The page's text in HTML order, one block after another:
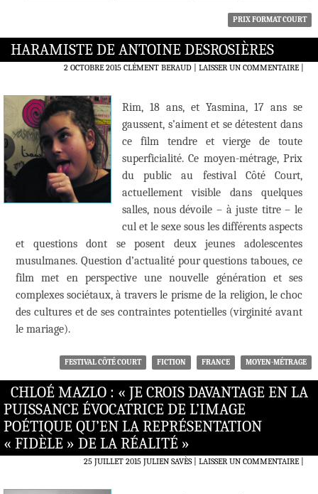
PRIX FORMAT COURT
HARAMISTE DE ANTOINE DESROSIÈRES
2 OCTOBRE 2015 CLÉMENT BERAUD LAISSER UN COMMENTAIRE|
Rim, 18 ans, et Yasmina, 17 ans se
gaussent, s’aiment et se détestent dans
ce film tendre et vierge de toute
superficialité. Ce moyen-métrage, Prix
du public au festival Côté Court,
actuellement visible dans quelques
salles, nous dévoile – à juste titre – le
cul et le sexe sous les différents aspects
et questions dont se posent deux jeunes adolescentes
musulmanes. Question d’actualité pour questions taboues, ce
film met en perspective une nouvelle génération et ses
complexes sociétaux, à travers le prisme de la religion, le choc
des cultures et de ses contraintes potentielles (virginité avant
le mariage).
FESTIVAL CÔTÉ COURT FICTION FRANCE MOYEN-MÉTRAGE
CHLOÉ MAZLO : « JE CROIS DAVANTAGE EN LA
PUISSANCE ÉVOCATRICE DE L’IMAGE
POÉTIQUE QU’EN LA REPRÉSENTATION
« FIDÈLE » DE LA RÉALITÉ »
25 JUILLET 2015 JULIEN SAVÈS LAISSER UN COMMENTAIRE|